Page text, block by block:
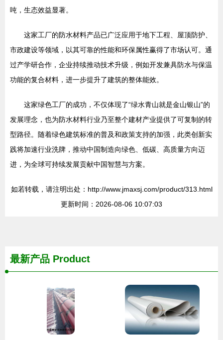
吨，生态效益显著。
这家工厂的防水材料产品已广泛应用于地下工程、屋顶防护、
市政建设等领域，以其可靠的性能和环保属性赢得了市场认可。通
过产学研合作，企业持续推动技术升级，例如开发兼具防水与保温
功能的复合材料，进一步提升了建筑的整体能效。
这家绿色工厂的成功，不仅体现了“绿水青山就是金山银山”的
发展理念，也为防水材料行业乃至整个建材产业提供了可复制的转
型路径。随着绿色建筑标准的普及和政策支持的加强，此类创新实
践将加速行业洗牌，推动中国制造向绿色、低碳、高质量方向迈
进，为全球可持续发展贡献中国智慧与方案。
如若转载，请注明出处：http://www.jmaxsj.com/product/313.html
更新时间：2026-08-06 10:07:03
最新产品 Product